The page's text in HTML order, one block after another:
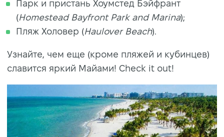
Парк и пристань Хоумстед Бэйфрант
(Homestead Bayfront Park and Marina);
Пляж Холовер (Haulover Beach).
Узнайте, чем еще (кроме пляжей и кубинцев)
славится яркий Майами! Check it out!